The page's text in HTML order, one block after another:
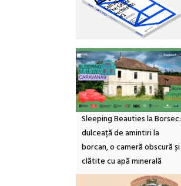
Sleeping Beauties la Borsec:
dulceață de amintiri la
borcan, o cameră obscură și
clătite cu apă minerală